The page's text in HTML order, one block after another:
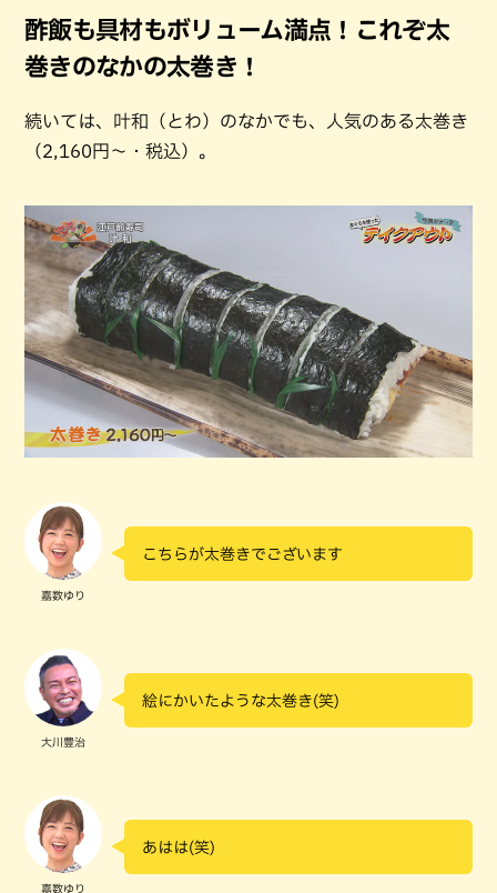
酢飯も具材もボリューム満点！これぞ太
巻きのなかの太巻き！
続いては、叶和（とわ）のなかでも、人気のある太巻き
（2,160円～・税込）。
嘉数ゆり
こちらが太巻きでございます
大川豊治
絵にかいたような太巻き(笑)
嘉数ゆり
あはは(笑)